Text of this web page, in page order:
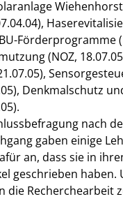
Förderprogramme
(NOZ,
Denkmalschutz
nach
gaben einige
an, dass sie in
geschrieben haben.
die Recherchearbeit